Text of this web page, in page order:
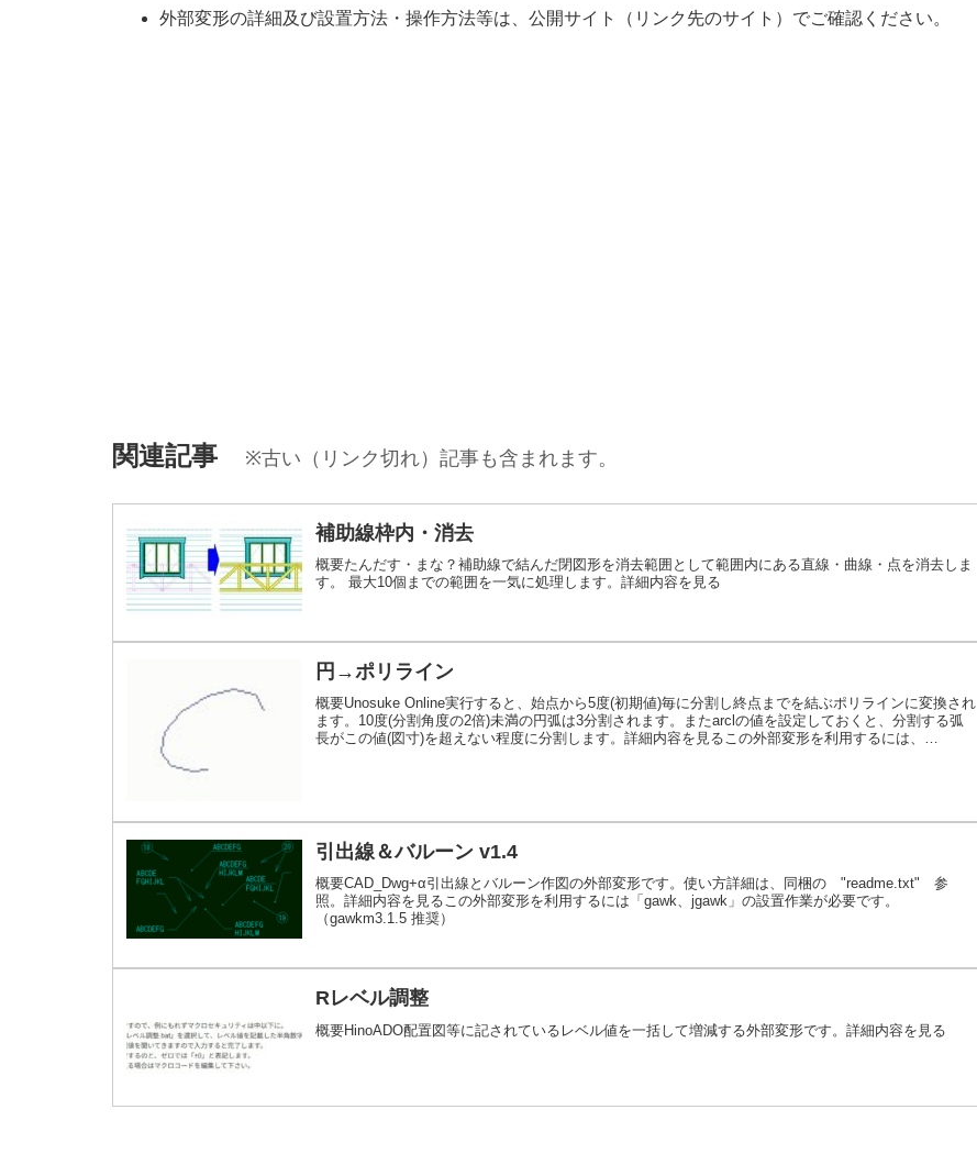
外部変形の詳細及び設置方法・操作方法等は、公開サイト（リンク先のサイト）でご確認ください。
関連記事 ※古い（リンク切れ）記事も含まれます。
補助線枠内・消去
概要たんだす・まな？補助線で結んだ閉図形を消去範囲として範囲内にある直線・曲線・点を消去しま
す。 最大10個までの範囲を一気に処理します。詳細内容を見る
円→ポリライン
概要Unosuke Online実行すると、始点から5度(初期値)毎に分割し終点までを結ぶポリラインに変換され
ます。10度(分割角度の2倍)未満の円弧は3分割されます。またarclの値を設定しておくと、分割する弧
長がこの値(図寸)を超えない程度に分割します。詳細内容を見るこの外部変形を利用するには、
引出線＆バルーン v1.4
概要CAD_Dwg+α引出線とバルーン作図の外部変形です。使い方詳細は、同梱の "readme.txt" 参
照。詳細内容を見るこの外部変形を利用するには「gawk、jgawk」の設置作業が必要です。
（gawkm3.1.5 推奨）
Rレベル調整
概要HinoADO配置図等に記されているレベル値を一括して増減する外部変形です。詳細内容を見る